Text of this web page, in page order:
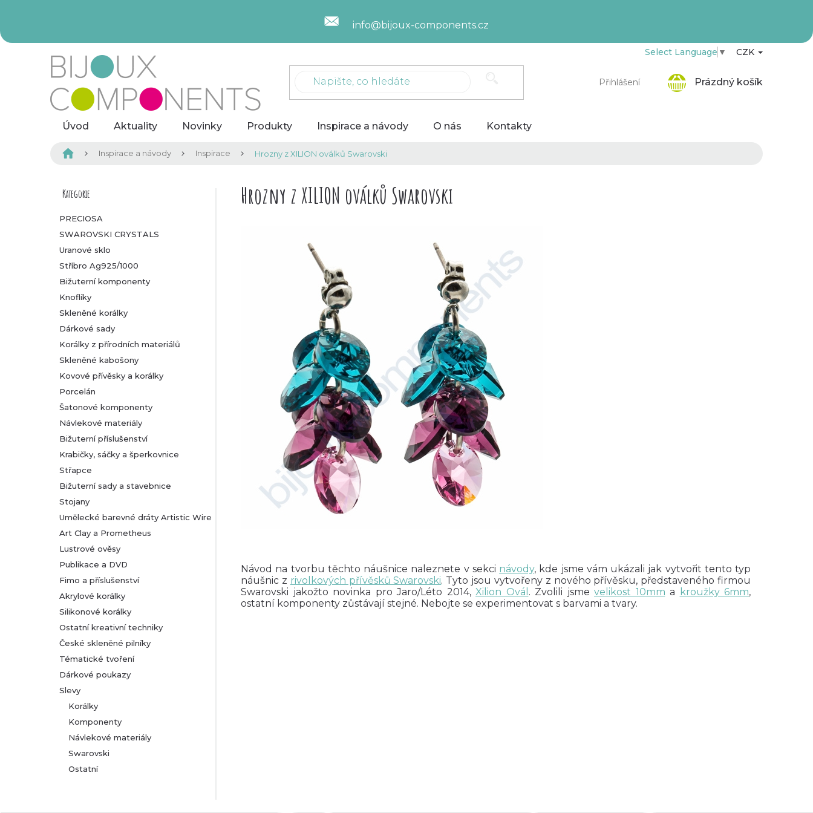
info@bijoux-components.cz
Přihlášení
Select Language ▼ CZK
Prázdný košík
Úvod Aktuality Novinky Produkty Inspirace a návody O nás Kontakty
Domů Inspirace a návody Inspirace Hrozny z XILION oválků Swarovski
P
o
s
t
r
a
n
n
í
p
a
n
e
l
Přeskočit
Kategorie
PRECIOSA
SWAROVSKI CRYSTALS
Uranové sklo
Stříbro Ag925/1000
Bižuterní komponenty
Knoflíky
Skleněné korálky
Dárkové sady
Korálky z přírodních materiálů
Skleněné kabošony
Kovové přívěsky a korálky
Porcelán
Šatonové komponenty
Návlekové materiály
Bižuterní příslušenství
Krabičky, sáčky a šperkovnice
Střapce
Bižuterní sady a stavebnice
Stojany
Umělecké barevné dráty Artistic Wire
Art Clay a Prometheus
Lustrové ověsy
Publikace a DVD
Fimo a příslušenství
Akrylové korálky
Silikonové korálky
Ostatní kreativní techniky
České skleněné pilníky
Tématické tvoření
Dárkové poukazy
Slevy
Korálky
Komponenty
Návlekové materiály
Swarovski
Ostatní
Hrozny z XILION oválků Swarovski
Návod na tvorbu těchto náušnice naleznete v sekci návody, kde jsme vám ukázali jak vytvořit tento typ
náušnic z rivolkových přívěsků Swarovski. Tyto jsou vytvořeny z nového přívěsku, představeného firmou
Swarovski jakožto novinka pro Jaro/Léto 2014, Xilion Ovál . Zvolili jsme velikost 10mm a kroužky 6mm,
ostatní komponenty zůstávají stejné. Nebojte se experimentovat s barvami a tvary.